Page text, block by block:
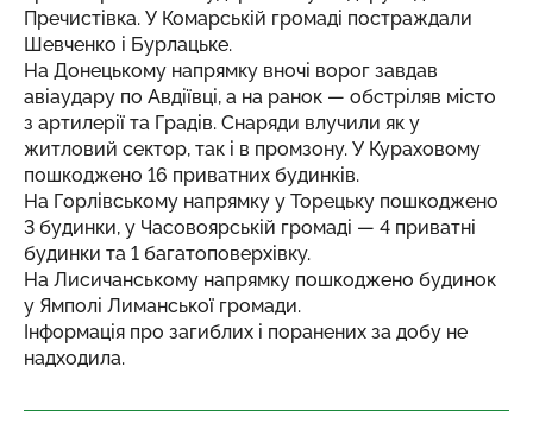
Пречистівка. У Комарській громаді постраждали
Шевченко і Бурлацьке.
На Донецькому напрямку вночі ворог завдав
авіаудару по Авдіївці, а на ранок — обстріляв місто
з артилерії та Градів. Снаряди влучили як у
житловий сектор, так і в промзону. У Кураховому
пошкоджено 16 приватних будинків.
На Горлівському напрямку у Торецьку пошкоджено
3 будинки, у Часовоярській громаді — 4 приватні
будинки та 1 багатоповерхівку.
На Лисичанському напрямку пошкоджено будинок
у Ямполі Лиманської громади.
Інформація про загиблих і поранених за добу не
надходила.